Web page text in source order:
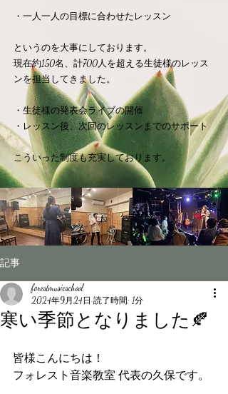
・一人一人の目標に合わせたレッスン
​というのを大事にしております。
現在約150名、計700人を超える生徒様のレッス
ンを担当してきました。
​・生徒様の発表会ライブの開催
・レッスン後、次回のレッスンまでのサポート
​こういった制度も充実しております。
記事
寒い季節となりました🍂
forestmusicschool
2024年9月24日 読了時間: 1分
皆様こんにちは！
フォレスト音楽教室 代表の久保です。